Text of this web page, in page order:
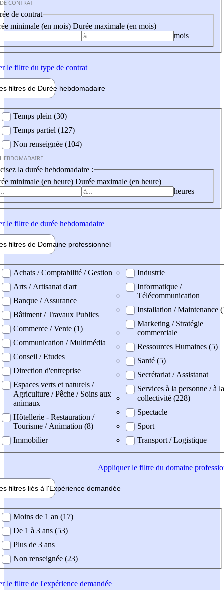
CONTRAT
de contrat
minimale (en mois) Durée maximale (en mois)
mois
le filtre du type de contrat
filtres de Durée hebdomadaire
Temps plein (30)
Temps partiel (127)
Non renseignée (104)
la durée hebdomadaire :
minimale (en heure) Durée maximale (en heure)
heures
le filtre de durée hebdomadaire
filtres de Domaine professionnel
professionel
Achats / Comptabilité / Gestion
Arts / Artisanat d'art
Banque / Assurance
Bâtiment / Travaux Publics
Commerce / Vente (1)
Communication / Multimédia
Conseil / Etudes
Direction d'entreprise
Espaces verts et naturels /
Agriculture / Pêche / Soins aux
animaux
Hôtellerie - Restauration /
Tourisme / Animation (8)
Immobilier
Industrie
Informatique /
Télécommunication
Installation / Maintenance
Marketing / Stratégie
commerciale
Ressources Humaines (5)
Santé (5)
Secrétariat / Assistanat
Services à la personne / à la
collectivité (228)
Spectacle
Sport
Transport / Logistique
Appliquerle filtre du domaine
filtres liés à l'Expérience demandée
demandée
Moins de 1 an (17)
De 1 à 3 ans (53)
Plus de 3 ans
Non renseignée (23)
le filtre de l'expérience demandée